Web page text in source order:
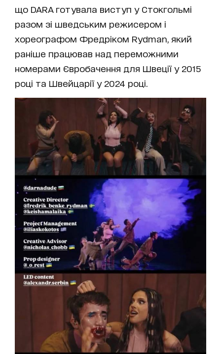
що DARA готувала виступ у Стокгольмі
разом зі шведським режисером і
хореографом Фредріком Rydman, який
раніше працював над переможними
номерами Євробачення для Швеції у 2015
році та Швейцарії у 2024 році.